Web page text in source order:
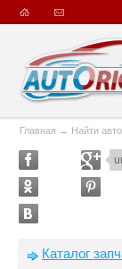
Главная → Найти
Каталог